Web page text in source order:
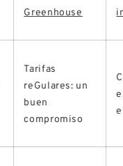
Greenhouse
Tarifas
reGulares: un
buen
compromiso